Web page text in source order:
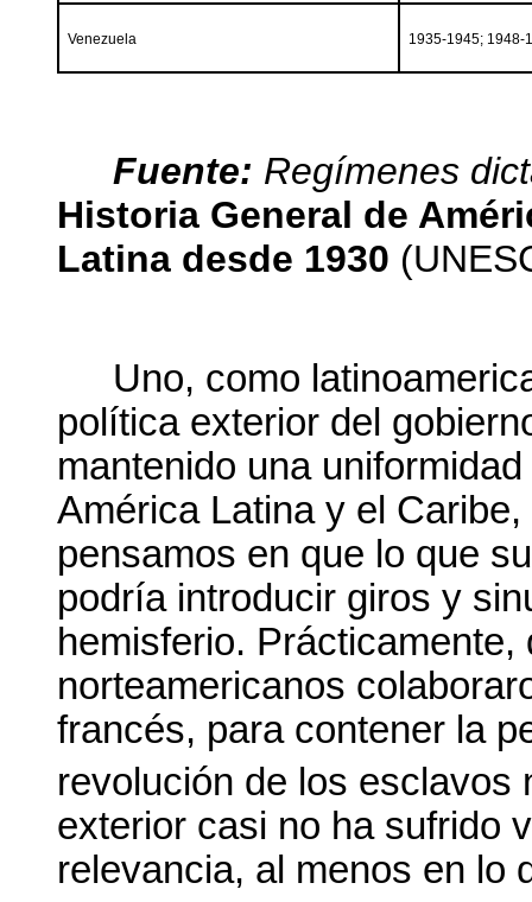
Venezuela 1935-1945; 1948-
Fuente: Regímenes
Historia General de
Latina desde 1930
Uno, como
política exterior del
mantenido una
América Latina y el
pensamos en que lo que
podría introducir giros y
hemisferio.
norteamericanos
francés, para contener la
revolución de los esclavos
exterior casi no ha sufrido
relevancia, al menos en lo